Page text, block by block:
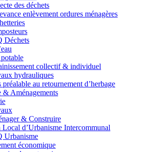
des déchets
enlèvement ordures ménagères
Déchets
collectif & individuel
hydrauliques
préalable au retournement d’herbage
& Aménagements
& Construire
Local d’Urbanisme Intercommunal
Urbanisme
économique